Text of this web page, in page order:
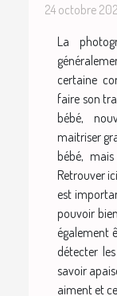
24 octobre
La
certaine
faire son
bébé,
maitriser
bébé,
Retrouver
est
pouvoir
également
détecter
savoir
aiment et